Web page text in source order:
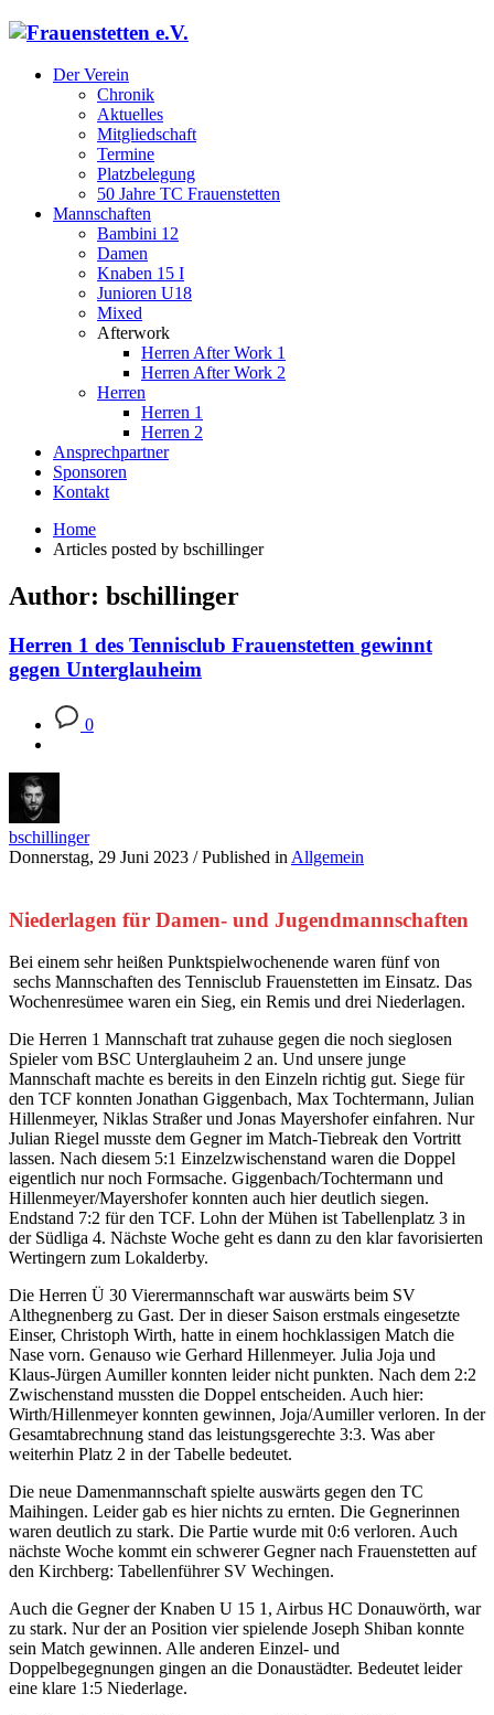
Der Verein
Chronik
Aktuelles
Mitgliedschaft
Termine
Platzbelegung
50 Jahre TC Frauenstetten
Mannschaften
Bambini 12
Damen
Knaben 15 I
Junioren U18
Mixed
Afterwork
Herren After Work 1
Herren After Work 2
Herren
Herren 1
Herren 2
Ansprechpartner
Sponsoren
Kontakt
Home
Articles posted by bschillinger
Author: bschillinger
Herren 1 des Tennisclub Frauenstetten gewinnt
gegen Unterglauheim
0
bschillinger
Donnerstag, 29 Juni 2023 / Published in Allgemein
Niederlagen für Damen- und Jugendmannschaften
Bei einem sehr heißen Punktspielwochenende waren fünf von
sechs Mannschaften des Tennisclub Frauenstetten im Einsatz. Das
Wochenresümee waren ein Sieg, ein Remis und drei Niederlagen.
Die Herren 1 Mannschaft trat zuhause gegen die noch sieglosen
Spieler vom BSC Unterglauheim 2 an. Und unsere junge
Mannschaft machte es bereits in den Einzeln richtig gut. Siege für
den TCF konnten Jonathan Giggenbach, Max Tochtermann, Julian
Hillenmeyer, Niklas Straßer und Jonas Mayershofer einfahren. Nur
Julian Riegel musste dem Gegner im Match-Tiebreak den Vortritt
lassen. Nach diesem 5:1 Einzelzwischenstand waren die Doppel
eigentlich nur noch Formsache. Giggenbach/Tochtermann und
Hillenmeyer/Mayershofer konnten auch hier deutlich siegen.
Endstand 7:2 für den TCF. Lohn der Mühen ist Tabellenplatz 3 in
der Südliga 4. Nächste Woche geht es dann zu den klar favorisierten
Wertingern zum Lokalderby.
Die Herren Ü 30 Vierermannschaft war auswärts beim SV
Althegnenberg zu Gast. Der in dieser Saison erstmals eingesetzte
Einser, Christoph Wirth, hatte in einem hochklassigen Match die
Nase vorn. Genauso wie Gerhard Hillenmeyer. Julia Joja und
Klaus-Jürgen Aumiller konnten leider nicht punkten. Nach dem 2:2
Zwischenstand mussten die Doppel entscheiden. Auch hier:
Wirth/Hillenmeyer konnten gewinnen, Joja/Aumiller verloren. In der
Gesamtabrechnung stand das leistungsgerechte 3:3. Was aber
weiterhin Platz 2 in der Tabelle bedeutet.
Die neue Damenmannschaft spielte auswärts gegen den TC
Maihingen. Leider gab es hier nichts zu ernten. Die Gegnerinnen
waren deutlich zu stark. Die Partie wurde mit 0:6 verloren. Auch
nächste Woche kommt ein schwerer Gegner nach Frauenstetten auf
den Kirchberg: Tabellenführer SV Wechingen.
Auch die Gegner der Knaben U 15 1, Airbus HC Donauwörth, war
zu stark. Nur der an Position vier spielende Joseph Shiban konnte
sein Match gewinnen. Alle anderen Einzel- und
Doppelbegegnungen gingen an die Donaustädter. Bedeutet leider
eine klare 1:5 Niederlage.